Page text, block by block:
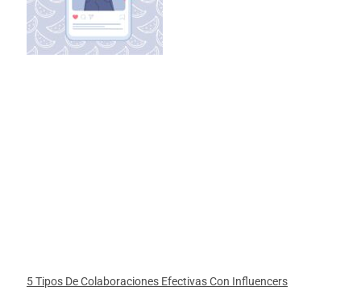
5 Tipos De Colaboraciones Efectivas Con Influencers